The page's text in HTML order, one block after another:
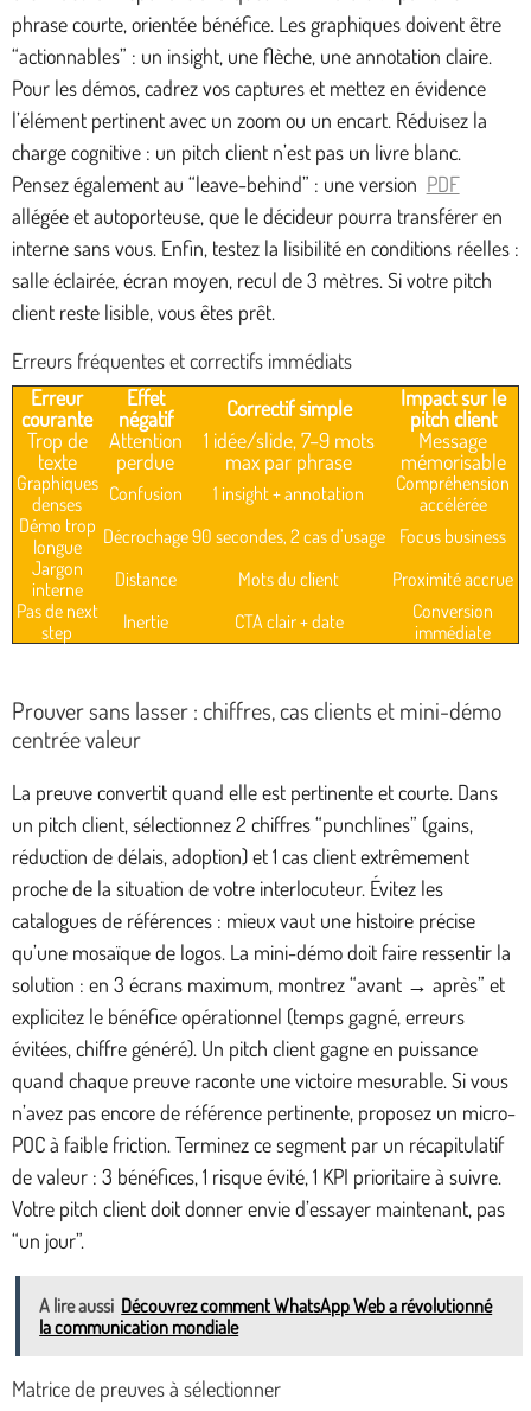
phrase courte, orientée bénéfice. Les graphiques doivent être
“actionnables” : un insight, une flèche, une annotation claire.
Pour les démos, cadrez vos captures et mettez en évidence
l’élément pertinent avec un zoom ou un encart. Réduisez la
charge cognitive : un pitch client n’est pas un livre blanc.
Pensez également au “leave-behind” : une version PDF
allégée et autoporteuse, que le décideur pourra transférer en
interne sans vous. Enfin, testez la lisibilité en conditions réelles :
salle éclairée, écran moyen, recul de 3 mètres. Si votre pitch
client reste lisible, vous êtes prêt.
Erreurs fréquentes et correctifs immédiats
Erreur
courante
Effet
négatif
Correctif simple
Impact sur le
pitch client
Trop de
texte
Attention
perdue
1 idée/slide, 7–9 mots
max par phrase
Message
mémorisable
Graphiques
denses
Confusion 1 insight + annotation
Compréhension
accélérée
Démo trop
longue
Décrochage90 secondes, 2 cas d’usage
Focus business
Jargon
interne
Distance Mots du client
Proximité accrue
Pas de next
step
Inertie CTA clair + date
Conversion
immédiate
Prouver sans lasser : chiffres, cas clients et mini-démo
centrée valeur
La preuve convertit quand elle est pertinente et courte. Dans
un pitch client, sélectionnez 2 chiffres “punchlines” (gains,
réduction de délais, adoption) et 1 cas client extrêmement
proche de la situation de votre interlocuteur. Évitez les
catalogues de références : mieux vaut une histoire précise
qu’une mosaïque de logos. La mini-démo doit faire ressentir la
solution : en 3 écrans maximum, montrez “avant → après” et
explicitez le bénéfice opérationnel (temps gagné, erreurs
évitées, chiffre généré). Un pitch client gagne en puissance
quand chaque preuve raconte une victoire mesurable. Si vous
n’avez pas encore de référence pertinente, proposez un micro-
POC à faible friction. Terminez ce segment par un récapitulatif
de valeur : 3 bénéfices, 1 risque évité, 1 KPI prioritaire à suivre.
Votre pitch client doit donner envie d’essayer maintenant, pas
“un jour”.
A lire aussi Découvrez comment WhatsApp Web a révolutionné
la communication mondiale
Matrice de preuves à sélectionner